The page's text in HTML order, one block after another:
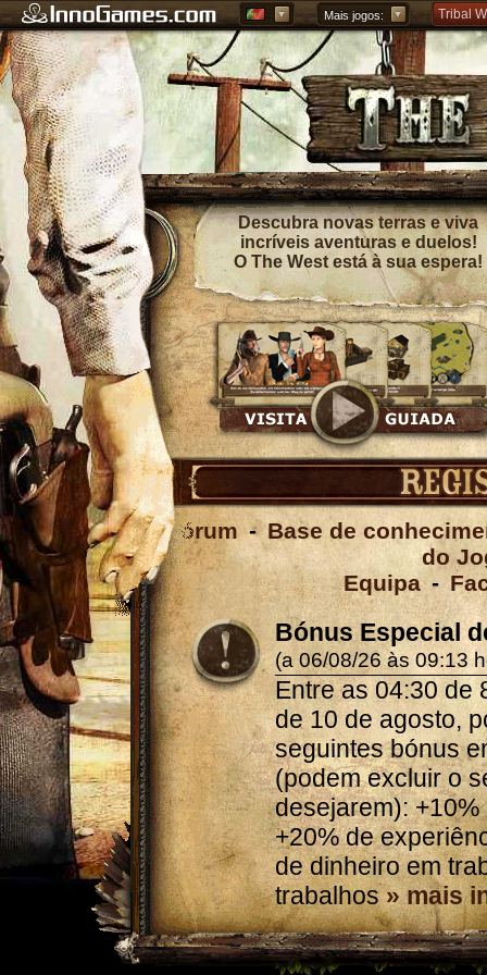
Mais jogos: Tribal
Forge
Descubra novas terras e viva
incríveis aventuras e duelos!
O The West está à sua espera!
Fórum -Base de
do
Equipa-
Bónus Especial
(a 06/08/26 às 09:13
Entre as 04:30 de
de 10 de agosto,
seguintes bónus
(podem excluir o
desejarem):
+20% de
de dinheiro em
trabalhos» mais